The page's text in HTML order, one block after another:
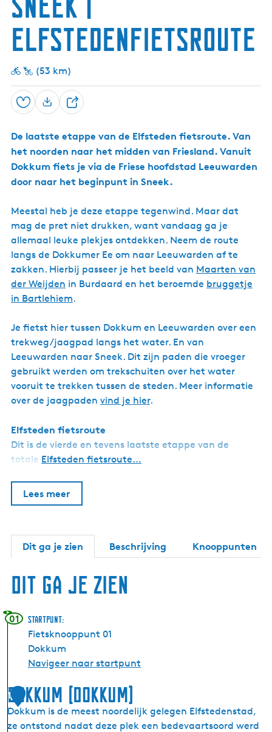
k
e
e
s
e
r
j
e
i
e
r
d
n
e
e
o
K
a
r
u
r
l
-
-
e
e
i
t
n
o
c
t
e
e
l
A
k
j
i
S
e
e
k
i
n
S
e
k
n
Elfstedenfietsroute
(53 km)
Opslaan
D
e
l
De laatste etappe van de Elfsteden fietsroute. Van
het noorden naar het midden van Friesland. Vanuit
Dokkum fiets je via de Friese hoofdstad Leeuwarden
door naar het beginpunt in Sneek.
Meestal heb je deze etappe tegenwind. Maar dat
mag de pret niet drukken, want vandaag ga je
allemaal leuke plekjes ontdekken. Neem de route
langs de Dokkumer Ee om naar Leeuwarden af te
zakken. Hierbij passeer je het beeld van Maarten van
der Weijden in Burdaard en het beroemde bruggetje
in Bartlehiem.
Je fietst hier tussen Dokkum en Leeuwarden over een
trekweg/jaagpad langs het water. En van
Leeuwarden naar Sneek. Dit zijn paden die vroeger
gebruikt werden om trekschuiten over het water
vooruit te trekken tussen de steden. Meer informatie
over de jaagpaden vind je hier.
Elfsteden fietsroute
Dit is de vierde en tevens laatste etappe van de
totale Elfsteden fietsroute…
Lees meer
Dit ga je zien Beschrijving Knooppunten
Dit ga je zien
01 Startpunt:
Fietsknooppunt 01
Dokkum
Navigeer naar startpunt
1
Dokkum (Dokkum)
Dokkum is de meest noordelijk gelegen Elfstedenstad,
ze ontstond nadat deze plek een bedevaartsoord werd